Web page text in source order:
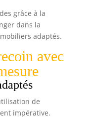
grâce à la
dans la
adaptés.
avec
de
impérative.